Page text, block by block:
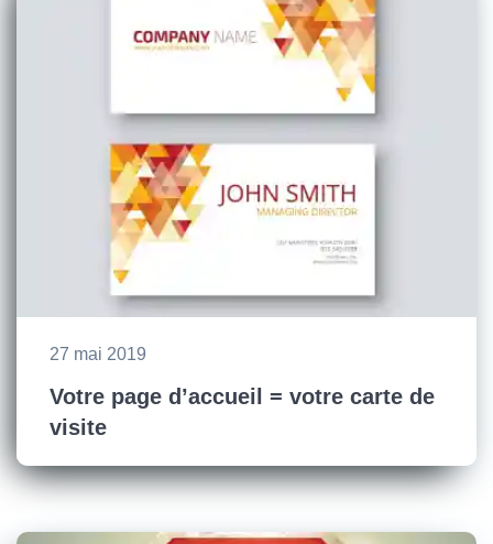
27 mai 2019
Votre page d’accueil = votre carte de
visite